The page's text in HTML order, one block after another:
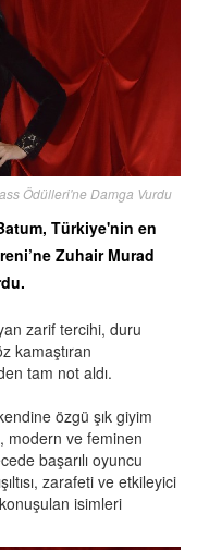
Ödülleri'ne Damga Vurdu
Türkiye'nin en
Zuhair Murad
zarif tercihi, duru
kamaştıran
tam not aldı.
özgü şık giyim
modern ve feminen
başarılı oyuncu
zarafeti ve etkileyici
isimleri